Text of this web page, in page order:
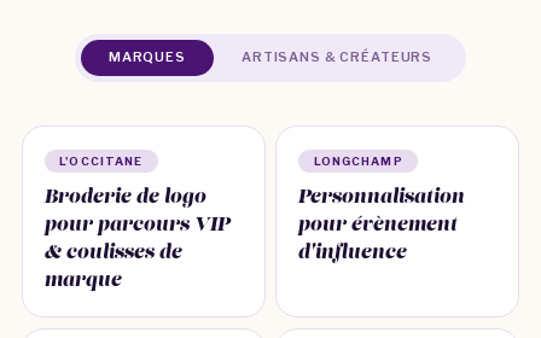
MARQUES ARTISANS & CRÉATEURS
L'OCCITANE
Broderie de logo
pour parcours VIP
& coulisses de
marque
LONGCHAMP
Personnalisation
pour évènement
d'influence